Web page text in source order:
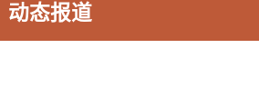
动态报道